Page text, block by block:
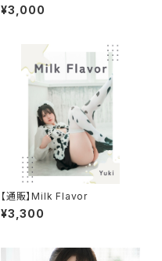
¥3,000
【通販】Milk Flavor
¥3,300